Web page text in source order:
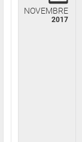
NOVEMBRE
2017